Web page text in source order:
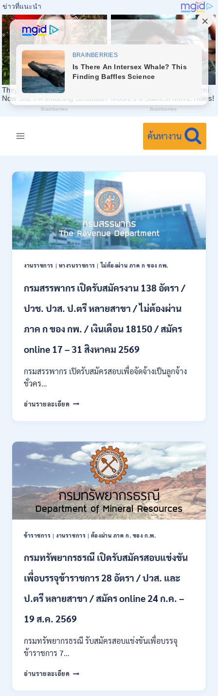
ค้นหางาน
งานราชการ | หางานราชการ |ไม่ต้องผ่าน ภาค ก ของ กพ.
กรมสรรพากร เปิดรับสมัครงาน 138 อัตรา /
ปวช. ปวส. ป.ตรี หลายสาขา / ไม่ต้องผ่าน
ภาค ก ของ กพ. / เงินเดือน 18150 / สมัคร
online 17 – 31 สิงหาคม 2569
กรมสรรพากร เปิดรับสมัครสอบเพื่อจัดจ้างเป็นลูกจ้าง
ชั่วคร…
อ่านรายละเอียด กรม
เปิด
สมัคร
งาน
138
ปวช.
ปวส.
ป.ตรี
หลาย
/
ต้อง
ภาค
ของ
/
เดือน
18150
ONLINE
ข้าราชการ |งานราชการ | ต้องผ่าน ภาค ก. ของ ก.พ.
กรมทรัพยากรธรณี เปิดรับสมัครสอบแข่งขัน
เพื่อบรรจุข้าราชการ 28 อัตรา / ปวส. และ
ป.ตรี หลายสาขา / สมัคร online 24 ก.ค. –
19 ส.ค. 2569
กรมทรัพยากรธรณี รับสมัครสอบแข่งขันเพื่อบรรจุ
ข้าราชการ 7…
อ่านรายละเอียด กรม
เปิด